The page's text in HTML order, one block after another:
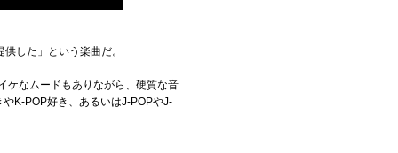
した」という楽曲だ。
ケなムードもありながら、硬質な音
K-POP好き、あるいはJ-POPやJ-